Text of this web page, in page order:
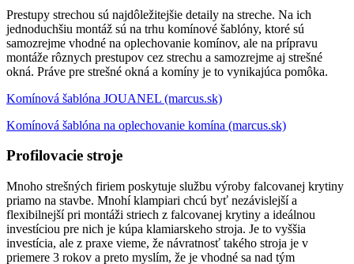
Prestupy strechou sú najdôležitejšie detaily na streche. Na ich
jednoduchšiu montáž sú na trhu komínové šablóny, ktoré sú
samozrejme vhodné na oplechovanie komínov, ale na prípravu
montáže rôznych prestupov cez strechu a samozrejme aj strešné
okná. Práve pre strešné okná a komíny je to vynikajúca pomôka.
Komínová šablóna JOUANEL (marcus.sk)
Komínová šablóna na oplechovanie komína (marcus.sk)
Profilovacie stroje
Mnoho strešných firiem poskytuje službu výroby falcovanej krytiny
priamo na stavbe. Mnohí klampiari chcú byť nezávislejší a
flexibilnejší pri montáži striech z falcovanej krytiny a ideálnou
investíciou pre nich je kúpa klamiarskeho stroja. Je to vyššia
investícia, ale z praxe vieme, že návratnosť takého stroja je v
priemere 3 rokov a preto myslím, že je vhodné sa nad tým